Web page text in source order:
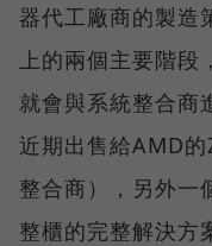
器代工廠商的製造
上的兩個主要階段
就會與系統整合商
近期出售給AMD
整合商），另外一
整櫃的完整解決方